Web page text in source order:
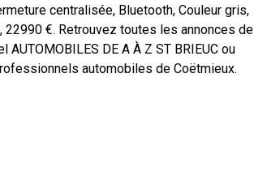
centralisée, Bluetooth, Couleur gris,
22990 €. Retrouvez toutes les annonces de
AUTOMOBILES DE A À Z ST BRIEUC ou
automobiles de Coëtmieux.